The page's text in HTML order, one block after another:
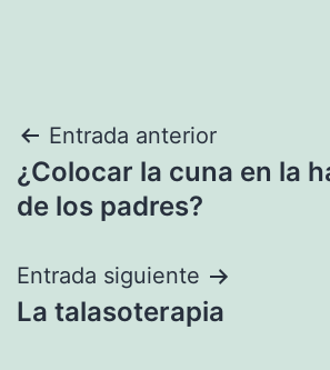
Navegación
de
Entrada anterior
¿Colocar la cuna en la
de los padres?
Entrada siguiente
La talasoterapia